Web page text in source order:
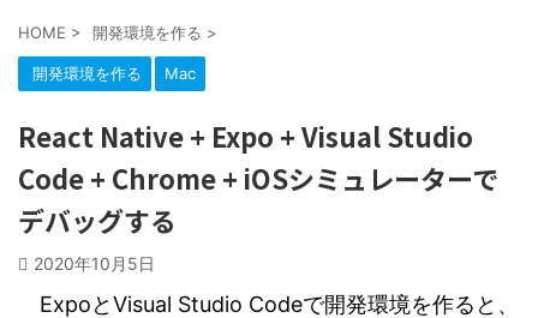
HOME > 開発環境を作る >
開発環境を作る Mac
React Native + Expo + Visual Studio
Code + Chrome + iOSシミュレーターで
デバッグする
2020年10月5日
ExpoとVisual Studio Codeで開発環境を作ると、